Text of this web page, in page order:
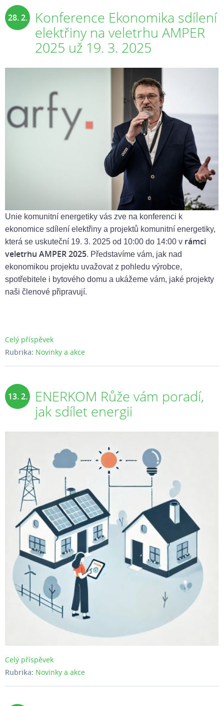
28. 2.
Konference Ekonomika sdílení
elektřiny na veletrhu AMPER
2025 už 19. 3. 2025
Unie komunitní energetiky vás zve na konferenci k
ekonomice sdílení elektřiny a projektů komunitní energetiky,
která se uskuteční 19. 3. 2025 od 10:00 do 14:00 v rámci
veletrhu AMPER 2025. Představíme vám, jak nad
ekonomikou projektu uvažovat z pohledu výrobce,
spotřebitele i bytového domu a ukážeme vám, jaké projekty
naši členové připravují.
Celý příspěvek
Rubrika: Novinky a akce
13. 2.
ENERKOM Růže vám poradí,
jak sdílet energii
Celý příspěvek
Rubrika: Novinky a akce